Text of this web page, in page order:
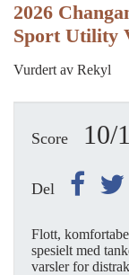
2026
Sport Utility
Vurdert av Rekyl
Score 10/
Del
Flott,
spesielt med
varsler for